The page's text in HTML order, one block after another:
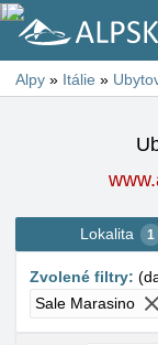
Alpy » Itálie »
Lokalita 1
Zvolené filtry: (
Sale Marasino